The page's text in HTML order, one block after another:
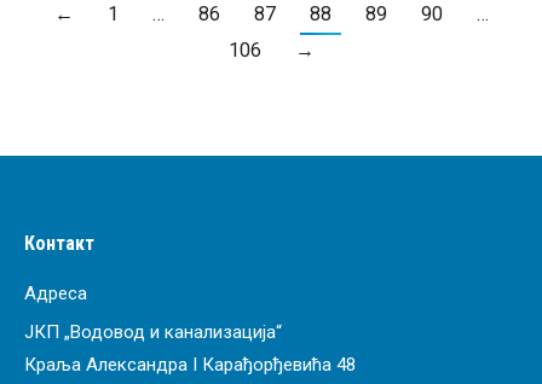
← 1 … 86 87 88 89 90
…
106
→
Контакт
Адреса
ЈКП „Водовод и канализација“
Краља Александра I Карађорђевића 48